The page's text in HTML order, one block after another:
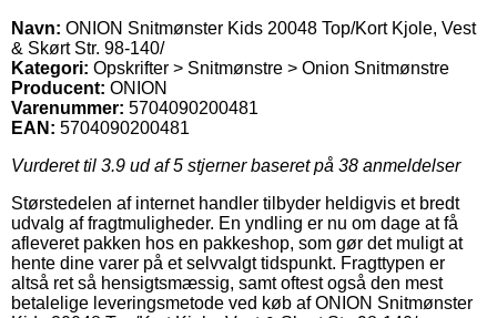
Navn: ONION Snitmønster Kids 20048 Top/Kort Kjole, Vest
& Skørt Str. 98-140/
Kategori: Opskrifter > Snitmønstre > Onion Snitmønstre
Producent: ONION
Varenummer: 5704090200481
EAN: 5704090200481
Vurderet til 3.9 ud af 5 stjerner baseret på 38 anmeldelser
Størstedelen af internet handler tilbyder heldigvis et bredt
udvalg af fragtmuligheder. En yndling er nu om dage at få
afleveret pakken hos en pakkeshop, som gør det muligt at
hente dine varer på et selvvalgt tidspunkt. Fragttypen er
altså ret så hensigtsmæssig, samt oftest også den mest
betalelige leveringsmetode ved køb af ONION Snitmønster